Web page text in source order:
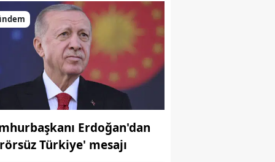
Erdoğan'dan
Türkiye' mesajı